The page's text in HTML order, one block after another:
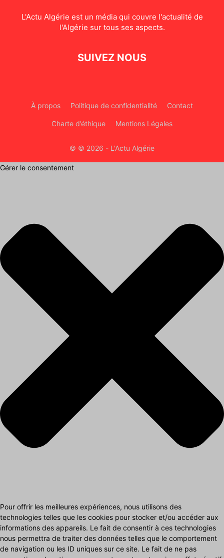
L'Actu Algérie est un média qui couvre l'actualité de
l'Algérie sur tous ses aspects.
SUIVEZ NOUS
À propos Politique de confidentialité Contact
Charte d’éthique Mentions Légales
© © 2026 - L'Actu Algérie
Gérer le consentement
Pour offrir les meilleures expériences, nous utilisons des
technologies telles que les cookies pour stocker et/ou accéder aux
informations des appareils. Le fait de consentir à ces technologies
nous permettra de traiter des données telles que le comportement
de navigation ou les ID uniques sur ce site. Le fait de ne pas